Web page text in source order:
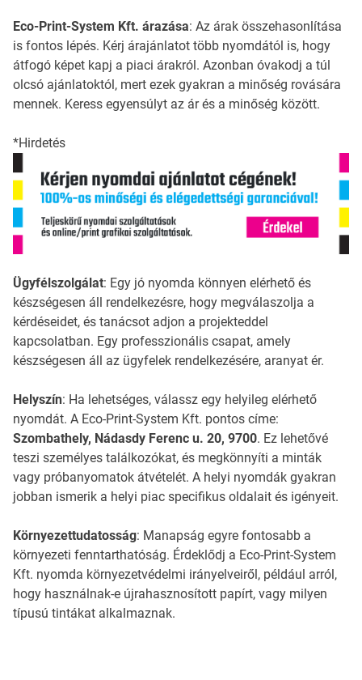
Eco-Print-System Kft. árazása: Az árak összehasonlítása
is fontos lépés. Kérj árajánlatot több nyomdától is, hogy
átfogó képet kapj a piaci árakról. Azonban óvakodj a túl
olcsó ajánlatoktól, mert ezek gyakran a minőség rovására
mennek. Keress egyensúlyt az ár és a minőség között.
*Hirdetés
Ügyfélszolgálat: Egy jó nyomda könnyen elérhető és
készségesen áll rendelkezésre, hogy megválaszolja a
kérdéseidet, és tanácsot adjon a projekteddel
kapcsolatban. Egy professzionális csapat, amely
készségesen áll az ügyfelek rendelkezésére, aranyat ér.
Helyszín: Ha lehetséges, válassz egy helyileg elérhető
nyomdát. A Eco-Print-System Kft. pontos címe:
Szombathely, Nádasdy Ferenc u. 20, 9700. Ez lehetővé
teszi személyes találkozókat, és megkönnyíti a minták
vagy próbanyomatok átvételét. A helyi nyomdák gyakran
jobban ismerik a helyi piac specifikus oldalait és igényeit.
Környezettudatosság: Manapság egyre fontosabb a
környezeti fenntarthatóság. Érdeklődj a Eco-Print-System
Kft. nyomda környezetvédelmi irányelveiről, például arról,
hogy használnak-e újrahasznosított papírt, vagy milyen
típusú tintákat alkalmaznak.